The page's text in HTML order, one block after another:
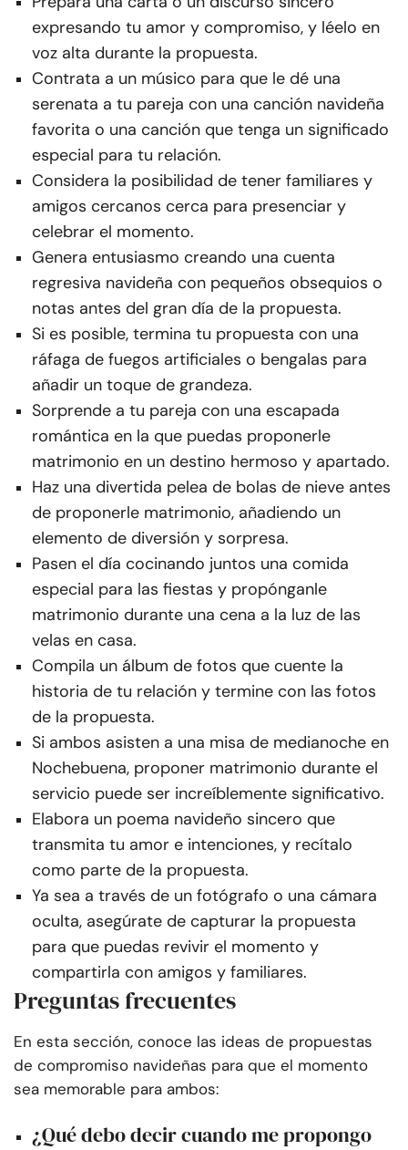
expresando tu amor y compromiso, y léelo en
voz alta durante la propuesta.
Contrata a un músico para que le dé una
serenata a tu pareja con una canción navideña
favorita o una canción que tenga un significado
especial para tu relación.
Considera la posibilidad de tener familiares y
amigos cercanos cerca para presenciar y
celebrar el momento.
Genera entusiasmo creando una cuenta
regresiva navideña con pequeños obsequios o
notas antes del gran día de la propuesta.
Si es posible, termina tu propuesta con una
ráfaga de fuegos artificiales o bengalas para
añadir un toque de grandeza.
Sorprende a tu pareja con una escapada
romántica en la que puedas proponerle
matrimonio en un destino hermoso y apartado.
Haz una divertida pelea de bolas de nieve antes
de proponerle matrimonio, añadiendo un
elemento de diversión y sorpresa.
Pasen el día cocinando juntos una comida
especial para las fiestas y propónganle
matrimonio durante una cena a la luz de las
velas en casa.
Compila un álbum de fotos que cuente la
historia de tu relación y termine con las fotos
de la propuesta.
Si ambos asisten a una misa de medianoche en
Nochebuena, proponer matrimonio durante el
servicio puede ser increíblemente significativo.
Elabora un poema navideño sincero que
transmita tu amor e intenciones, y recítalo
como parte de la propuesta.
Ya sea a través de un fotógrafo o una cámara
oculta, asegúrate de capturar la propuesta
para que puedas revivir el momento y
compartirla con amigos y familiares.
Preguntas frecuentes
En esta sección, conoce las ideas de propuestas
de compromiso navideñas para que el momento
sea memorable para ambos:
¿Qué debo decir cuando me propongo